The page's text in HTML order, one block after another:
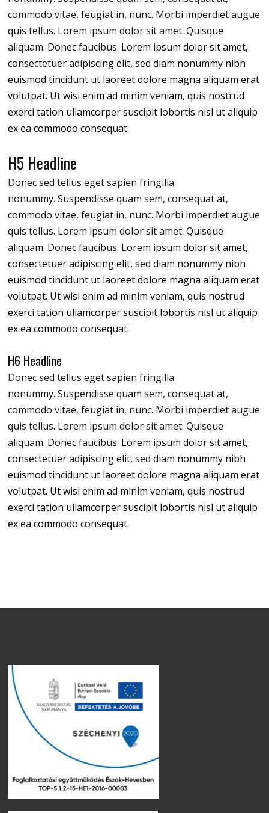
commodo vitae, feugiat in, nunc. Morbi imperdiet augue
quis tellus. Lorem ipsum dolor sit amet. Quisque
aliquam. Donec faucibus. Lorem ipsum dolor sit amet,
consectetuer adipiscing elit, sed diam nonummy nibh
euismod tincidunt ut laoreet dolore magna aliquam erat
volutpat. Ut wisi enim ad minim veniam, quis nostrud
exerci tation ullamcorper suscipit lobortis nisl ut aliquip
ex ea commodo consequat.
H5 Headline
Donec sed tellus eget sapien fringilla
nonummy.Suspendisse quam sem, consequat at,
commodo vitae, feugiat in, nunc. Morbi imperdiet augue
quis tellus. Lorem ipsum dolor sit amet. Quisque
aliquam. Donec faucibus. Lorem ipsum dolor sit amet,
consectetuer adipiscing elit, sed diam nonummy nibh
euismod tincidunt ut laoreet dolore magna aliquam erat
volutpat. Ut wisi enim ad minim veniam, quis nostrud
exerci tation ullamcorper suscipit lobortis nisl ut aliquip
ex ea commodo consequat.
H6 Headline
Donec sed tellus eget sapien fringilla
nonummy.Suspendisse quam sem, consequat at,
commodo vitae, feugiat in, nunc. Morbi imperdiet augue
quis tellus. Lorem ipsum dolor sit amet. Quisque
aliquam. Donec faucibus. Lorem ipsum dolor sit amet,
consectetuer adipiscing elit, sed diam nonummy nibh
euismod tincidunt ut laoreet dolore magna aliquam erat
volutpat. Ut wisi enim ad minim veniam, quis nostrud
exerci tation ullamcorper suscipit lobortis nisl ut aliquip
ex ea commodo consequat.